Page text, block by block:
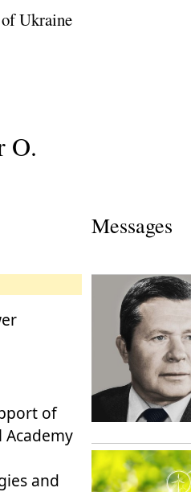
Ukraine
O.
of
and
Messages